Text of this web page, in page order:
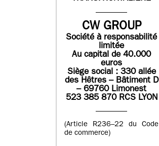
CW GROUP
Société à responsabilité
limitée
Au capital de 40.000
euros
Siège social : 330 allée
des Hêtres – Bâtiment D
– 69760 Limonest
523 385 870 RCS LYON
(Article R236–22 du Code
de commerce)